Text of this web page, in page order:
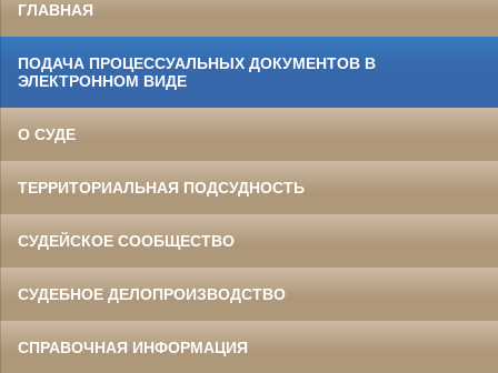
ГЛАВНАЯ
ПОДАЧА ПРОЦЕССУАЛЬНЫХ ДОКУМЕНТОВ В
ЭЛЕКТРОННОМ ВИДЕ
О СУДЕ
ТЕРРИТОРИАЛЬНАЯ ПОДСУДНОСТЬ
СУДЕЙСКОЕ СООБЩЕСТВО
СУДЕБНОЕ ДЕЛОПРОИЗВОДСТВО
СПРАВОЧНАЯ ИНФОРМАЦИЯ